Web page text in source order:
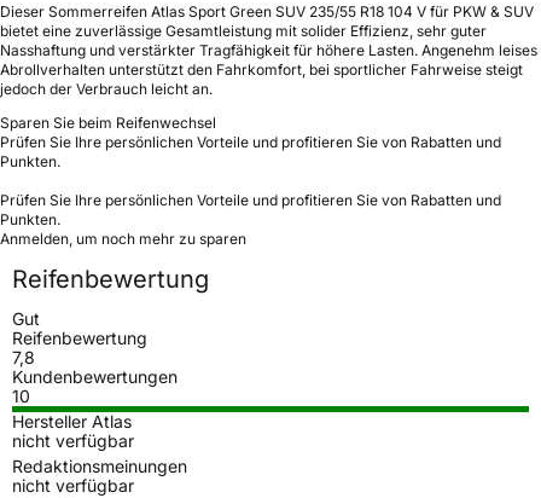
Dieser Sommerreifen Atlas Sport Green SUV 235/55 R18 104 V für PKW & SUV
bietet eine zuverlässige Gesamtleistung mit solider Effizienz, sehr guter
Nasshaftung und verstärkter Tragfähigkeit für höhere Lasten. Angenehm leises
Abrollverhalten unterstützt den Fahrkomfort, bei sportlicher Fahrweise steigt
jedoch der Verbrauch leicht an.
Sparen Sie beim Reifenwechsel
Prüfen Sie Ihre persönlichen Vorteile und profitieren Sie von Rabatten und
Punkten.
Prüfen Sie Ihre persönlichen Vorteile und profitieren Sie von Rabatten und
Punkten.
Anmelden, um noch mehr zu sparen
Reifenbewertung
Gut
Reifenbewertung
7,8
Kundenbewertungen
10
Hersteller Atlas
nicht verfügbar
Redaktionsmeinungen
nicht verfügbar